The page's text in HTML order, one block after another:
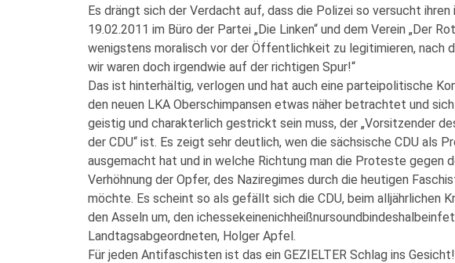
Es drängt sich der Verdacht auf, dass die Polizei so versucht ihren
19.02.2011 im Büro der Partei „Die Linken“ und dem Verein „Der
wenigstens moralisch vor der Öffentlichkeit zu legitimieren, nach
wir waren doch irgendwie auf der richtigen Spur!“
Das ist hinterhältig, verlogen und hat auch eine parteipolitische
den neuen LKA Oberschimpansen etwas näher betrachtet und
geistig und charakterlich gestrickt sein muss, der „Vorsitzender
der CDU“ ist. Es zeigt sehr deutlich, wen die sächsische CDU als
ausgemacht hat und in welche Richtung man die Proteste gegen
Verhöhnung der Opfer, des Naziregimes durch die heutigen
möchte. Es scheint so als gefällt sich die CDU, beim alljährlichen
den Asseln um, den
Landtagsabgeordneten, Holger Apfel.
Für jeden Antifaschisten ist das ein GEZIELTER Schlag ins Gesicht!